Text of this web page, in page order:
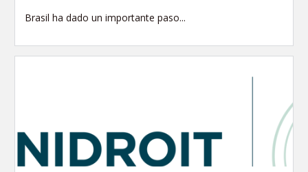
Brasil ha dado un importante paso...